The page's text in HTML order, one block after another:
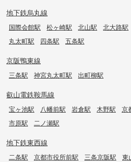
地下鉄烏丸線
国際会館駅 松ヶ崎駅 北山駅 北大路駅
丸太町駅
四条駅 五条駅
京阪鴨東線
三条駅 神宮丸太町駅 出町柳駅
叡山電鉄鞍馬線
宝ヶ池駅 八幡前駅 岩倉駅 木野駅 京
市原駅
二ノ瀬駅
地下鉄東西線
二条駅 京都市役所前駅 三条京阪駅 東